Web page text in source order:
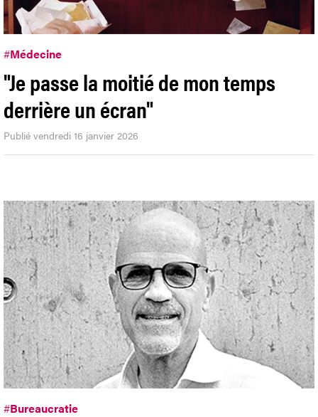
#Médecine
"Je passe la moitié de mon temps
derrière un écran"
Publié vendredi 16 janvier 2026
#Bureaucratie